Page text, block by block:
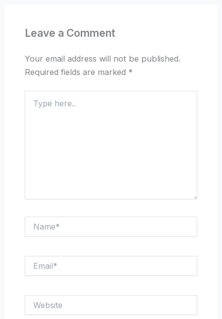
Leave a Comment
Your email address will not be published.
Required fields are marked *
here..